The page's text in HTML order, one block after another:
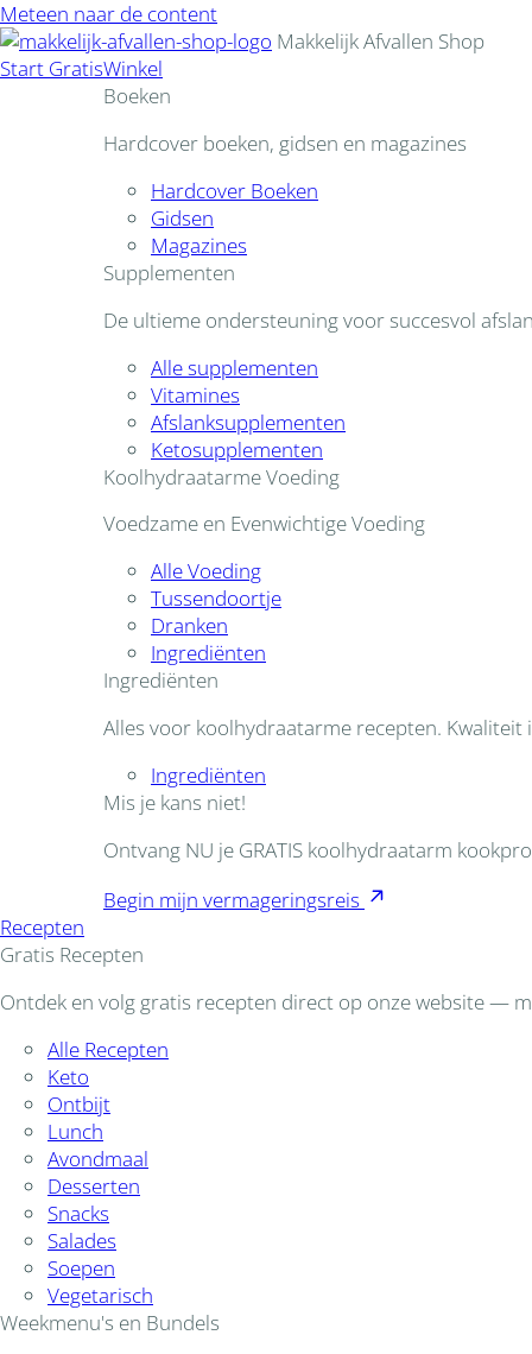
Meteen naar de content
Makkelijk Afvallen Shop
Start GratisWinkel
Boeken
Hardcover boeken, gidsen en magazines
Hardcover Boeken
Gidsen
Magazines
Supplementen
De ultieme ondersteuning voor succesvol
Alle supplementen
Vitamines
Afslanksupplementen
Ketosupplementen
Koolhydraatarme Voeding
Voedzame en Evenwichtige Voeding
Alle Voeding
Tussendoortje
Dranken
Ingrediënten
Ingrediënten
Alles voor koolhydraatarme recepten.
Ingrediënten
Mis je kans niet!
Ontvang NU je GRATIS koolhydraatarm
Begin mijn vermageringsreis
Recepten
Gratis Recepten
Ontdek en volg gratis recepten direct op onze website —
Alle Recepten
Keto
Ontbijt
Lunch
Avondmaal
Desserten
Snacks
Salades
Soepen
Vegetarisch
Weekmenu's en Bundels